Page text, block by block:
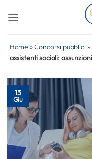
Home »Concorsi pubblici »
assistenti sociali:
13
Giu